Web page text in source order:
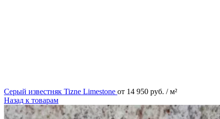
Серый известняк Tizne Limestone от 14 950 руб. / м²
Назад к товарам